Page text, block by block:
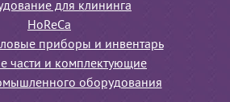
для клининга
HoReCa
приборы и инвентарь
части и комплектующие
оборудования